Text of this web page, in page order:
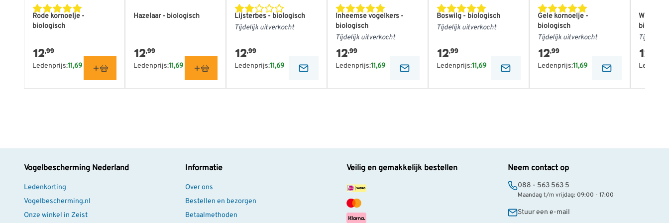
Rode kornoelje -
biologisch
12,99
Ledenprijs:11,69
Hazelaar - biologisch
12,99
Ledenprijs:11,69
Lijsterbes - biologisch
Tijdelijk uitverkocht
12,99
Ledenprijs:11,69
Inheemse vogelkers -
biologisch
Tijdelijk uitverkocht
12,99
Ledenprijs:11,69
Boswilg - biologisch
Tijdelijk uitverkocht
12,99
Ledenprijs:11,69
Gele kornoelje -
biologisch
Tijdelijk uitverkocht
12,99
Ledenprijs:11,69
Wilde
Tijdelijk
12
Vogelbescherming Nederland
Ledenkorting
Vogelbescherming.nl
Onze winkel in Zeist
Informatie
Over ons
Bestellen en bezorgen
Betaalmethoden
Veilig en gemakkelijk bestellen Neem contact op
088 - 563 563 5
Maandag t/m vrijdag: 09:00 - 17:00
Stuur een e-mail